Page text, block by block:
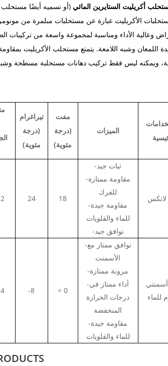
أكريليت الستايرين المائي(أو نسميه أيضًا مستحلب
الأكريليت عبارة عن مستحلبات مبلمرة من
وعالية الأداء ومناسبة لمجموعة واسعة من تركيبات
اللمعان وشبه اللامعة. يتمتع مستحلب الأكريليت
ويمكنه ليس فقط تركيب دهانات مستحلبة مسطحة
تيراغرام
(درجة
مئوية)
مفت
(درجة
مئوية)
الميزات
24 18
-ثبات جيد
-مقاومة ممتازة
للفرك
-مقاومة جيدة
للماء والقلويات
-توافق جيد
لاتكس
-8 < 0
-توافق ممتاز مع
الأسمنت
-مرونة ممتازة
-أداء ممتاز في
درجات الحرارة
المنخفضة
-مقاومة جيدة
للماء والقلويات
للماء